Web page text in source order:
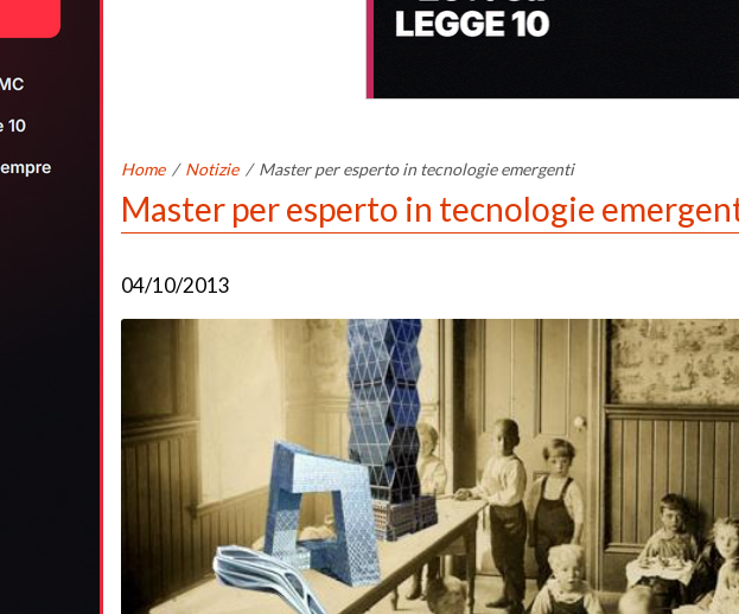
Home / Notizie / Master per esperto in tecnologie emergenti
Master per esperto in tecnologie
04/10/2013